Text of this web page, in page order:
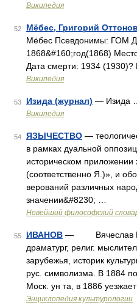
Википедия
52 Мёбес, Григорий
Мёбес Псевдонимы: ГОМ
1868&#160;год(1868)
Дата смерти: 1934 (1930)?
Википедия
53 Изида (журнал) — Изида …
Википедия
54 ЯЗЫЧЕСТВО —
в рамках дуальной
историческом приложении
(соответственно Я.)», и
верований различных
значении&#8230; …
Новейший философский
55 ИВАНОВ — Вячеслав
драматург, религ.
зарубежья, историк
рус. символизма. В 1884
Моск. ун та, в 1886
Энциклопедия культурологии